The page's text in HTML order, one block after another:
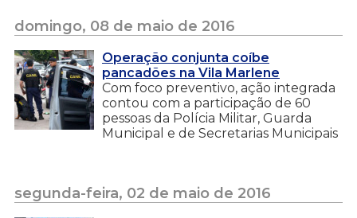
domingo, 08 de maio de 2016
Operação conjunta coíbe
pancadões na Vila Marlene
Com foco preventivo, ação integrada
contou com a participação de 60
pessoas da Polícia Militar, Guarda
Municipal e de Secretarias Municipais
segunda-feira, 02 de maio de 2016